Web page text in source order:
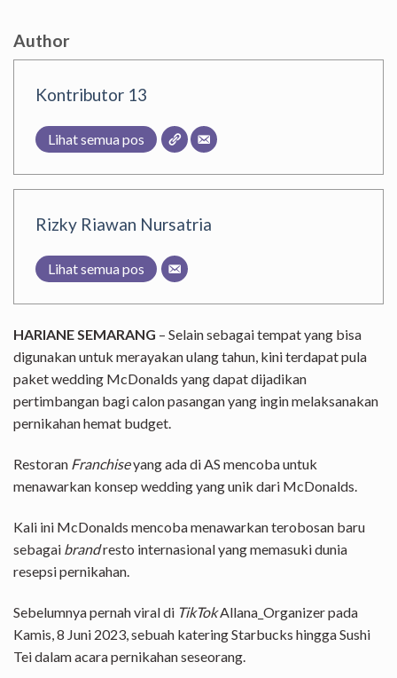
Author
Kontributor 13
Lihat semua pos
Rizky Riawan Nursatria
Lihat semua pos
HARIANE SEMARANG – Selain sebagai tempat yang bisa
digunakan untuk merayakan ulang tahun, kini terdapat pula
paket wedding McDonalds yang dapat dijadikan
pertimbangan bagi calon pasangan yang ingin melaksanakan
pernikahan hemat budget.
Restoran Franchiseyang ada di AS mencoba untuk
menawarkan konsep wedding yang unik dari McDonalds.
Kali ini McDonalds mencoba menawarkan terobosan baru
sebagai brandresto internasional yang memasuki dunia
resepsi pernikahan.
Sebelumnya pernah viral di TikTokAllana_Organizer pada
Kamis, 8 Juni 2023, sebuah katering Starbucks hingga Sushi
Tei dalam acara pernikahan seseorang.